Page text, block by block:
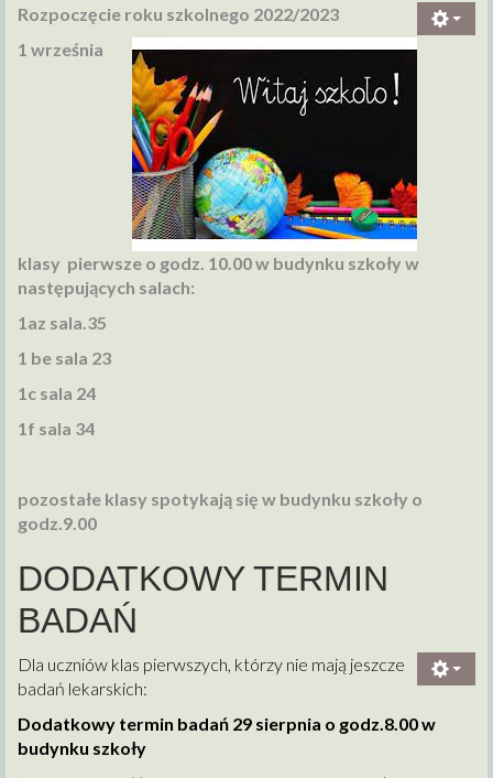
Rozpoczęcie roku szkolnego 2022/2023
1 września
klasy pierwsze o godz. 10.00 w budynku szkoły w
następujących salach:
1az sala.35
1 be sala 23
1c sala 24
1f sala 34
pozostałe klasy spotykają się w budynku szkoły o
godz.9.00
DODATKOWY TERMIN
BADAŃ
Dla uczniów klas pierwszych, którzy nie mają jeszcze
badań lekarskich:
Dodatkowy termin badań 29 sierpnia o godz.8.00 w
budynku szkoły